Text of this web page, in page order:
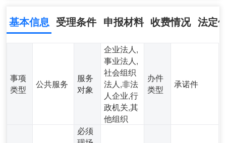
基本信息 受理条件 申报材料 收费情况 法定
事项
类型
公共服务
服务
对象
企业法人,
事业法人,
社会组织
法人,非法
人企业,行
政机关,其
他组织
办件
类型
承诺件
必须